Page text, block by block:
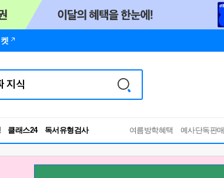
클래스24
RBTI Lab
독서유형검사
여름방학혜택 예사단독판매